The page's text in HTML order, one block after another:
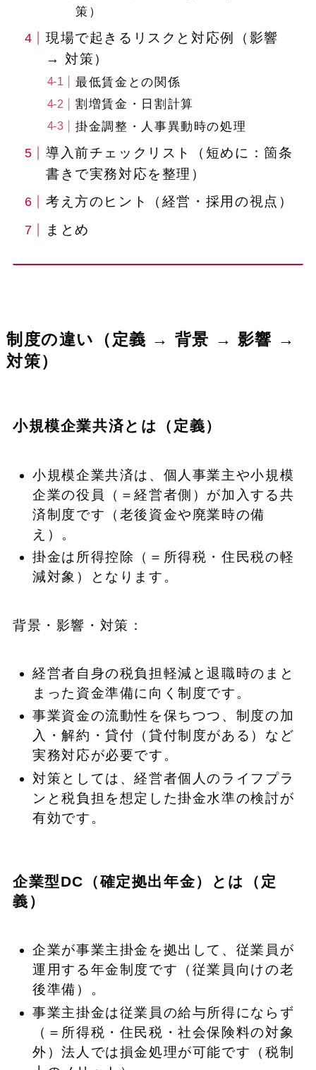
策）
現場で起きるリスクと対応例（影響
→ 対策）
最低賃金との関係
割増賃金・日割計算
掛金調整・人事異動時の処理
導入前チェックリスト（短めに：箇条
書きで実務対応を整理）
考え方のヒント（経営・採用の視点）
まとめ
制度の違い（定義 → 背景 → 影響 →
対策）
小規模企業共済とは（定義）
小規模企業共済は、個人事業主や小規模
企業の役員（＝経営者側）が加入する共
済制度です（老後資金や廃業時の備
え）。
掛金は所得控除（＝所得税・住民税の軽
減対象）となります。
背景・影響・対策：
経営者自身の税負担軽減と退職時のまと
まった資金準備に向く制度です。
事業資金の流動性を保ちつつ、制度の加
入・解約・貸付（貸付制度がある）など
実務対応が必要です。
対策としては、経営者個人のライフプラ
ンと税負担を想定した掛金水準の検討が
有効です。
企業型DC（確定拠出年金）とは（定
義）
企業が事業主掛金を拠出して、従業員が
運用する年金制度です（従業員向けの老
後準備）。
事業主掛金は従業員の給与所得にならず
（＝所得税・住民税・社会保険料の対象
外）法人では損金処理が可能です（税制